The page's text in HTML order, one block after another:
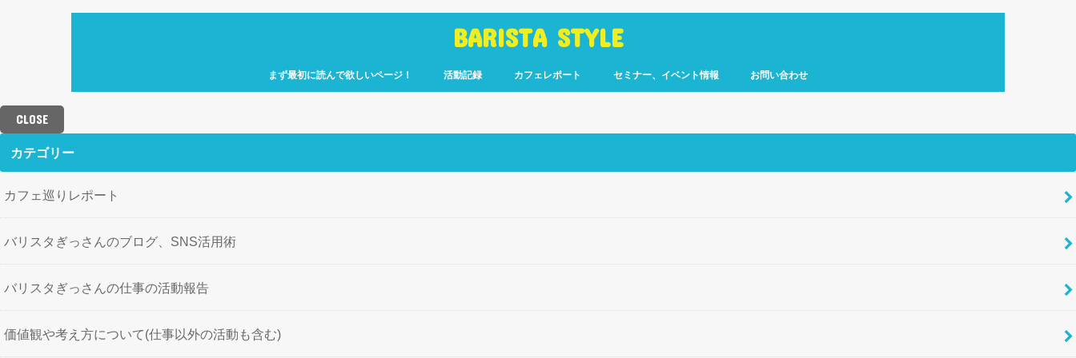
BARISTA STYLE
まず最初に読んで欲しいページ！ 活動記録 カフェレポート セミナー、イベント情報 お問い合わせ
CLOSE
カテゴリー
カフェ巡りレポート
バリスタぎっさんのブログ、SNS活用術
バリスタぎっさんの仕事の活動報告
価値観や考え方について(仕事以外の活動も含む)